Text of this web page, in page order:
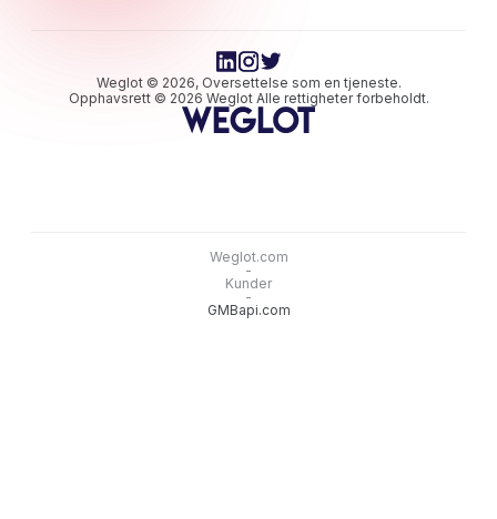
Weglot © 2026, Oversettelse som en tjeneste.
Opphavsrett © 2026 Weglot Alle rettigheter forbeholdt.
Weglot.com
-
Kunder
-
GMBapi.com